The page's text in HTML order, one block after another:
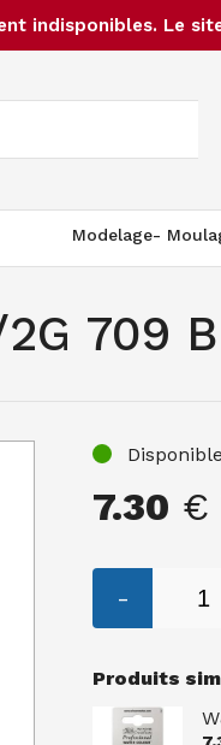
indisponibles. Le
Modelage-
709
Disponible
7.30 €
-
Produits